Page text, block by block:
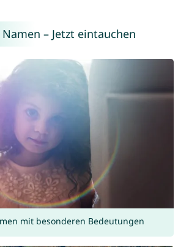
– Jetzt eintauchen
mit besonderen Bedeutungen